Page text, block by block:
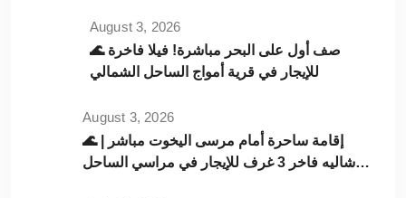
August 3, 2026
🌊 صف أول على البحر مباشرة! فيلا فاخرة
للإيجار في قرية أمواج الساحل الشمالي
August 3, 2026
🌊 إقامة ساحرة أمام مرسى اليخوت مباشر |
شاليه فاخر 3 غرف للإيجار في مراسي الساحل